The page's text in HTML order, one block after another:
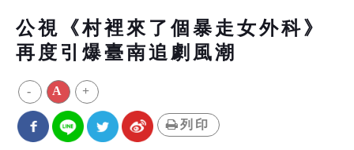
公視《村裡來了個暴走女外科》
再度引爆臺南追劇風潮
- A +
列印